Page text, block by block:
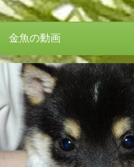
金魚の動画